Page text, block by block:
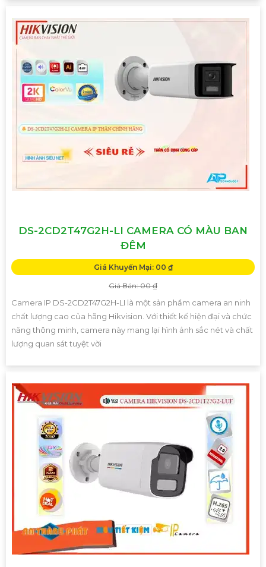
DS-2CD2T47G2H-LI CAMERA CÓ MÀU BAN
ĐÊM
Giá Khuyến Mại: 00 ₫
Giá Bán: 00 ₫
Camera IP DS-2CD2T47G2H-LI là một sản phẩm camera an ninh
chất lượng cao của hãng Hikvision. Với thiết kế hiện đại và chức
năng thông minh, camera này mang lại hình ảnh sắc nét và chất
lượng quan sát tuyệt vời